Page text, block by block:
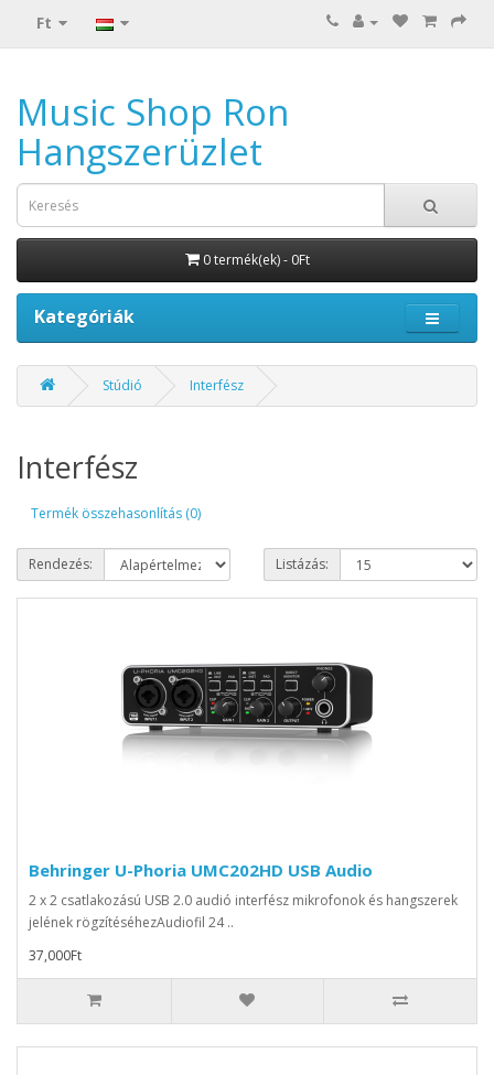
Ft
Music Shop Ron
Hangszerüzlet
0 termék(ek) - 0Ft
Kategóriák
Stúdió Interfész
Interfész
Termék összehasonlítás (0)
Rendezés: Listázás:
Behringer U-Phoria UMC202HD USB Audio
2 x 2 csatlakozású USB 2.0 audió interfész mikrofonok és hangszerek
jelének rögzítéséhezAudiofil 24 ..
37,000Ft